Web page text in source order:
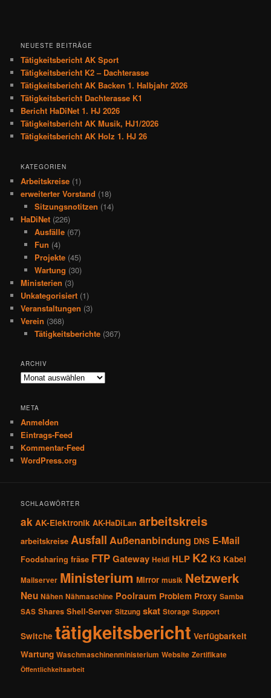
NEUESTE BEITRÄGE
Tätigkeitsbericht AK Sport
Tätigkeitsbericht K2 – Dachterasse
Tätigkeitsbericht AK Backen 1. Halbjahr 2026
Tätigkeitsbericht Dachterasse K1
Bericht HaDiNet 1. HJ 2026
Tätigkeitsbericht AK Musik, HJ1/2026
Tätigkeitsbericht AK Holz 1. HJ 26
KATEGORIEN
Arbeitskreise (1)
erweiterter Vorstand (18)
Sitzungsnotitzen (14)
HaDiNet (226)
Ausfälle(67)
Fun (4)
Projekte(45)
Wartung (30)
Ministerien (3)
Unkategorisiert (1)
Veranstaltungen (3)
Verein (368)
Tätigkeitsberichte(367)
ARCHIV
Archiv
META
Anmelden
Eintrags-Feed
Kommentar-Feed
WordPress.org
SCHLAGWÖRTER
ak AK-Elektronik AK-HaDiLan arbeitskreis
arbeitskreise Ausfall Außenanbindung DNS E-Mail
Foodsharing fräse FTPGateway Heidi HLP K2 K3 Kabel
Mailserver Ministerium Mirror musik Netzwerk
Neu Nähen Nähmaschine Poolraum Problem Proxy Samba
SAS Shares Shell-Server Sitzung skat Storage Support
Switche tätigkeitsbericht Verfügbarkeit
Wartung Waschmaschinenministerium Website Zertifikate
Öffentlichkeitsarbeit